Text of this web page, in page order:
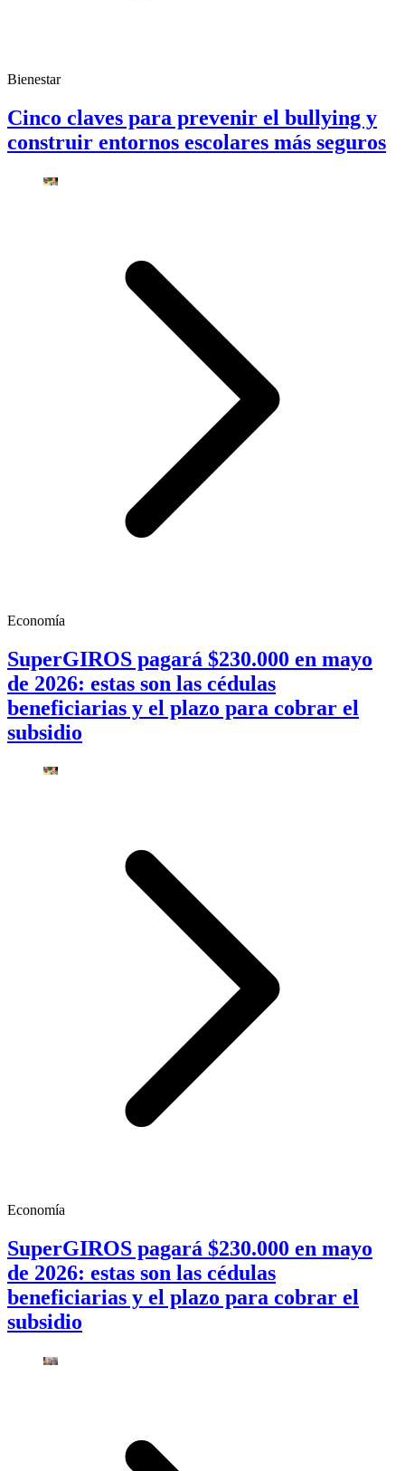
Bienestar
Cinco claves para prevenir el bullying y
construir entornos escolares más seguros
Economía
SuperGIROS pagará $230.000 en mayo
de 2026: estas son las cédulas
beneficiarias y el plazo para cobrar el
subsidio
Economía
SuperGIROS pagará $230.000 en mayo
de 2026: estas son las cédulas
beneficiarias y el plazo para cobrar el
subsidio